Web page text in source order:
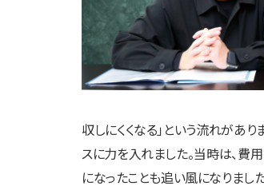
収しにくくなる」という流れがあ
スに力を入れました。当時は、費
になったことも追い風になりま